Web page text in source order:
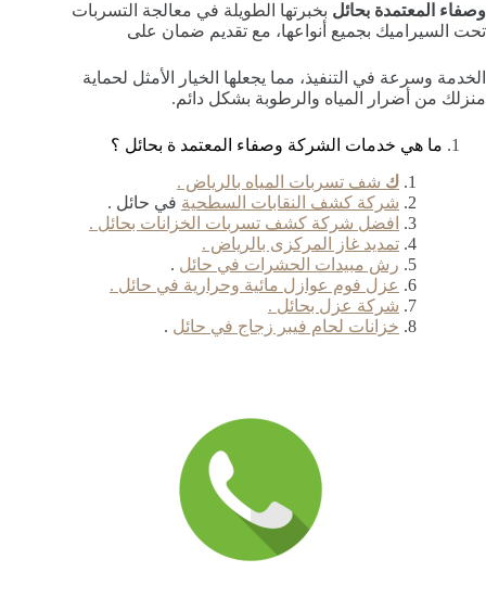
وصفاء المعتمدة بحائل بخبرتها الطويلة في معالجة التسربات
تحت السيراميك بجميع أنواعها، مع تقديم ضمان على
الخدمة وسرعة في التنفيذ، مما يجعلها الخيار الأمثل لحماية
منزلك من أضرار المياه والرطوبة بشكل دائم.
ما هي خدمات الشركة وصفاء المعتمد ة بحائل ؟
ك شف تسربات المياه بالرياض .
شركة كشف النقابات السطحية في حائل .
افضل شركة كشف تسربات الخزانات بحائل .
تمديد غاز المركزى بالرياض .
رش مبيدات الحشرات في حائل .
عزل فوم عوازل مائية وحرارية في حائل .
شركة عزل بحائل .
خزانات لحام فيبر زجاج في حائل .